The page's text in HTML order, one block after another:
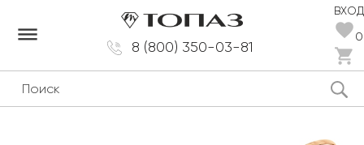
8 (800) 350-03-81
ВХОД
0
dehaze